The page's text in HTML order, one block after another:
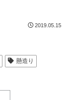
2019.05.15
懸造り